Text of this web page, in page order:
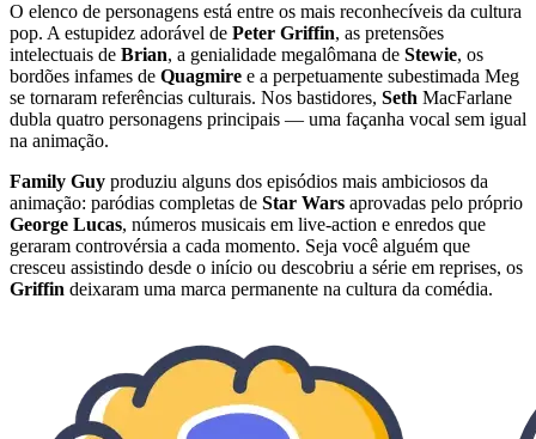
O elenco de personagens está entre os mais reconhecíveis da cultura
pop. A estupidez adorável de Peter Griffin, as pretensões
intelectuais de Brian, a genialidade megalômana de Stewie, os
bordões infames de Quagmire e a perpetuamente subestimada Meg
se tornaram referências culturais. Nos bastidores, Seth MacFarlane
dubla quatro personagens principais — uma façanha vocal sem igual
na animação.
Family Guy produziu alguns dos episódios mais ambiciosos da
animação: paródias completas de Star Wars aprovadas pelo próprio
George Lucas, números musicais em live-action e enredos que
geraram controvérsia a cada momento. Seja você alguém que
cresceu assistindo desde o início ou descobriu a série em reprises, os
Griffin deixaram uma marca permanente na cultura da comédia.